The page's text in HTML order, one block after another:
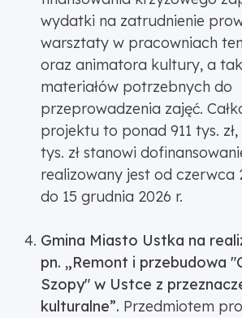
wydatki na zatrudnienie
warsztaty w pracowniach
oraz animatora kultury, a
materiałów potrzebnych do
przeprowadzenia zajęć.
projektu to ponad 911 tys.
tys. zł stanowi
realizowany jest od czerwca
do 15 grudnia 2026 r.
Gmina Miasto Ustka na
pn. „Remont i przebudowa
Szopy" w Ustce z
kulturalne”. Przedmiotem